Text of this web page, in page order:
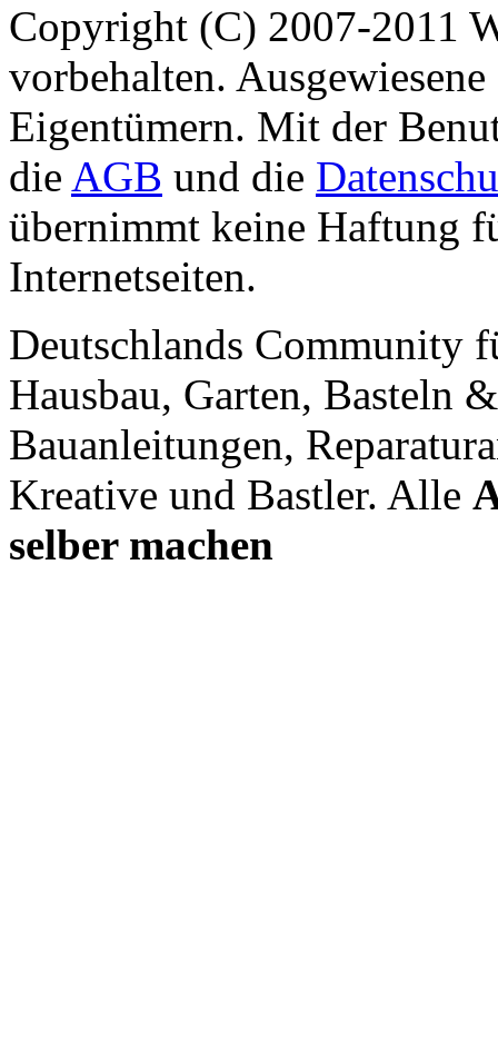
Copyright (C) 2007-2011
vorbehalten.
Eigentümern. Mit der
die AGB und die
übernimmt keine Haftung
Internetseiten.
Deutschlands Community
Hausbau, Garten, Basteln
Bauanleitungen,
Kreative und Bastler. Alle
selber machen